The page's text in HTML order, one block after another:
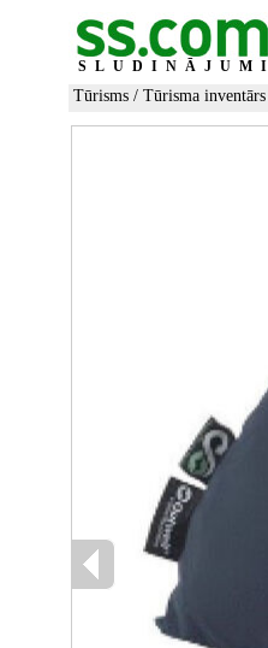
SLUDINĀJUMI
Tūrisms / Tūrisma inventārs